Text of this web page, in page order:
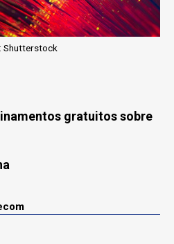
Shutterstock
gratuitos sobre